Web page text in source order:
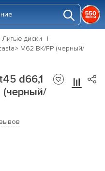
Литые диски
M62 BK/FP (черный/
d66,1
(черный/